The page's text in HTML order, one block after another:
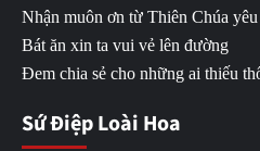
Nhận muôn ơn từ Thiên Chúa
Bát ăn xin ta vui vẻ lên đường
Đem chia sẻ cho những ai thiếu
Sứ Điệp Loài Hoa